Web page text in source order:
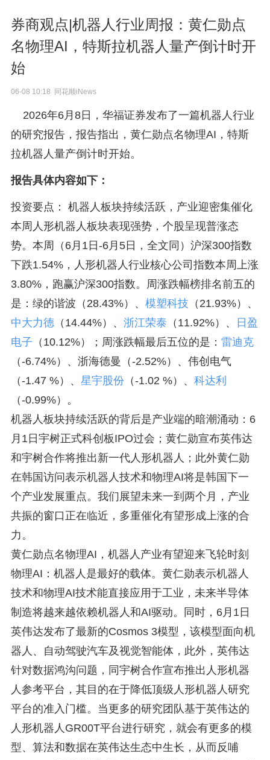
券商观点|机器人行业周报：黄仁勋点
名物理AI，特斯拉机器人量产倒计时开
始
06-08 10:18 同花顺iNews
2026年6月8日，华福证券发布了一篇机器人行业
的研究报告，报告指出，黄仁勋点名物理AI，特斯
拉机器人量产倒计时开始。
报告具体内容如下：
投资要点： 机器人板块持续活跃，产业迎密集催化
本周人形机器人板块表现强势，个股呈现普涨态
势。本周（6月1日-6月5日，全文同）沪深300指数
下跌1.54%，人形机器人行业核心公司指数本周上涨
3.80%，跑赢沪深300指数。周涨跌幅榜排名前五的
是：绿的谐波（28.43%）、 模塑科技 （21.93%）、
中大力德（14.44%）、 浙江荣泰（11.92%）、
日盈
电子 （10.12%）；周涨跌幅最后五位的是： 雷迪克
（-6.74%）、浙海德曼（-2.52%）、伟创电气
（-1.47 %）、 星宇股份（-1.02 %）、 科达利
（-0.99%）。
机器人板块持续活跃的背后是产业端的暗潮涌动：6
月1日宇树正式科创板IPO过会；黄仁勋宣布英伟达
和宇树合作将推出新一代人形机器人；此外黄仁勋
在韩国访问表示机器人技术和物理AI将是韩国下一
个产业发展重点。我们展望未来一到两个月，产业
共振的窗口正在临近，多重催化有望形成上涨的合
力。
黄仁勋点名物理AI，机器人产业有望迎来飞轮时刻
物理AI：机器人是最好的载体。黄仁勋表示机器人
技术和物理AI技术能直接应用于工业，未来半导体
制造将越来越依赖机器人和AI驱动。同时，6月1日
英伟达发布了最新的Cosmos 3模型，该模型面向机
器人、自动驾驶汽车及视觉智能体，此外，英伟达
针对数据鸿沟问题，同宇树合作宣布推出人形机器
人参考平台，其目的在于降低顶级人形机器人研究
平台的准入门槛。当更多的研究团队基于英伟达的
人形机器人GR00T平台进行研究，就会有更多的模
型、算法和数据在英伟达生态中生长，从而反哺